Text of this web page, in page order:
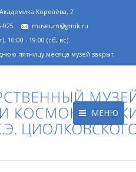
Королёва, 2
025
museum@gmik.ru
10:00 - 19:00 (сб, вс).
пятницу месяца музей закрыт.
МЕНЮ